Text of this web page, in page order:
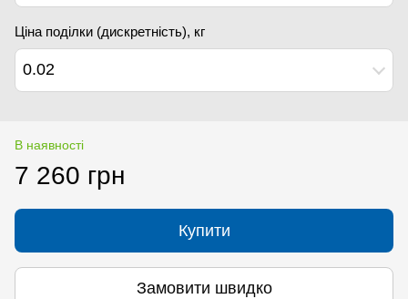
Ціна поділки (дискретність), кг
0.02
В наявності
7 260 грн
Купити
Замовити швидко